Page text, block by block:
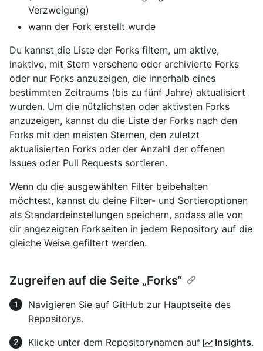
Verzweigung)
wann der Fork erstellt wurde
Du kannst die Liste der Forks filtern, um aktive,
inaktive, mit Stern versehene oder archivierte Forks
oder nur Forks anzuzeigen, die innerhalb eines
bestimmten Zeitraums (bis zu fünf Jahre) aktualisiert
wurden. Um die nützlichsten oder aktivsten Forks
anzuzeigen, kannst du die Liste der Forks nach den
Forks mit den meisten Sternen, den zuletzt
aktualisierten Forks oder der Anzahl der offenen
Issues oder Pull Requests sortieren.
Wenn du die ausgewählten Filter beibehalten
möchtest, kannst du deine Filter- und Sortieroptionen
als Standardeinstellungen speichern, sodass alle von
dir angezeigten Forkseiten in jedem Repository auf die
gleiche Weise gefiltert werden.
Zugreifen auf die Seite „Forks“
Navigieren Sie auf GitHub zur Hauptseite des
Repositorys.
Klicke unter dem Repositorynamen auf
Insights.